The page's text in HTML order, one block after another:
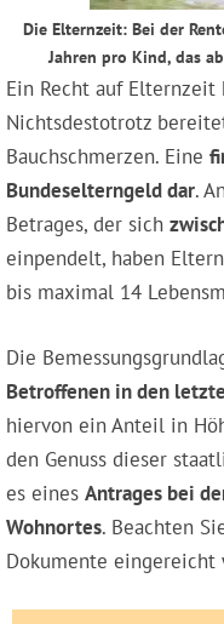
Die Elternzeit: Bei der
Jahren pro Kind, das
Ein Recht auf Elternzeit
Nichtsdestotrotz
Bauchschmerzen. Eine
Bundeselterngeld dar.
Betrages, der sich
einpendelt, haben
bis maximal 14
Die
Betroffenen in den
hiervon ein Anteil in
den Genuss dieser
es eines Antrages bei
Wohnortes. Beachten
Dokumente eingereicht